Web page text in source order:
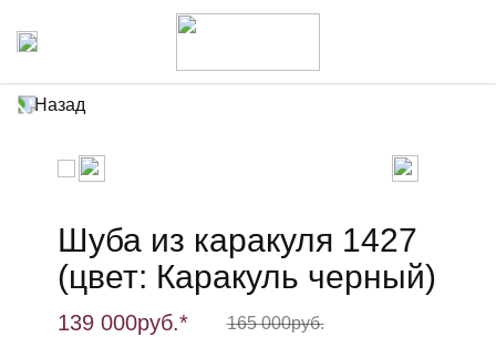
Назад
Шуба из каракуля 1427
(цвет: Каракуль черный)
139 000руб.* 165 000руб.